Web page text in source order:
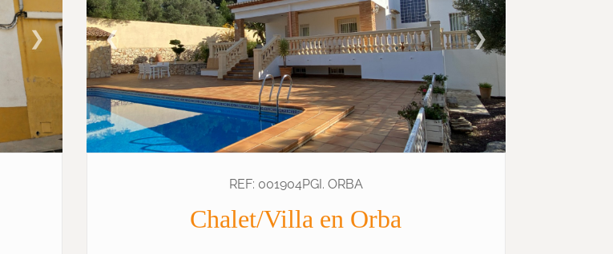
❯ ❮ ❯
REF: 001904PGI. ORBA
Chalet/Villa en Orba